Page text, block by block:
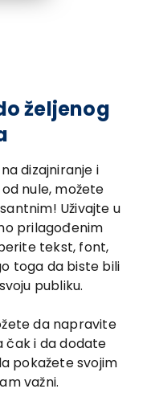
željenog
dizajniranje i
nule, možete
Uživajte u
prilagođenim
tekst, font,
toga da biste bili
publiku.
da napravite
čak i da dodate
pokažete svojim
važni.